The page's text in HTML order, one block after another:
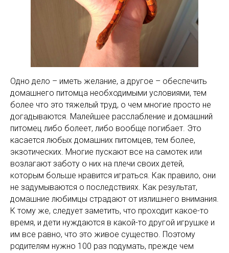
Одно дело – иметь желание, а другое – обеспечить
домашнего питомца необходимыми условиями, тем
более что это тяжелый труд, о чем многие просто не
догадываются. Малейшее расслабление и домашний
питомец либо болеет, либо вообще погибает. Это
касается любых домашних питомцев, тем более,
экзотических. Многие пускают все на самотек или
возлагают заботу о них на плечи своих детей,
которым больше нравится играться. Как правило, они
не задумываются о последствиях. Как результат,
домашние любимцы страдают от излишнего внимания.
К тому же, следует заметить, что проходит какое-то
время, и дети нуждаются в какой-то другой игрушке и
им все равно, что это живое существо. Поэтому
родителям нужно 100 раз подумать, прежде чем